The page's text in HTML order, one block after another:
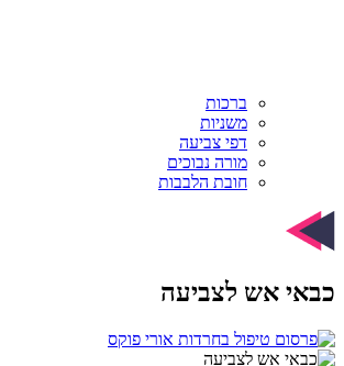
ברכות
משניות
דפי צביעה
מורה נבוכים
חובת הלבבות
כבאי אש לצביעה